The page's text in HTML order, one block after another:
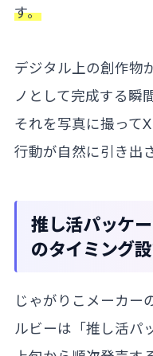
す。
デジタル上の創作物
ノとして完成する瞬
それを写真に撮っ
行動が自然に引き出
推し活パッケ
のタイミング
じゃがりこメーカー
ルビーは「推し活パ